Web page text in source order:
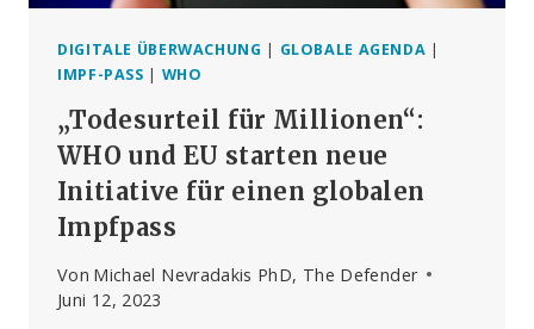
DIGITALE ÜBERWACHUNG | GLOBALE AGENDA |
IMPF-PASS | WHO
„Todesurteil für Millionen“:
WHO und EU starten neue
Initiative für einen globalen
Impfpass
Von Michael Nevradakis PhD, The Defender
Juni 12, 2023